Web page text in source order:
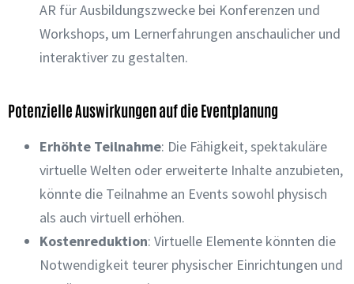
AR für Ausbildungszwecke bei Konferenzen und
Workshops, um Lernerfahrungen anschaulicher und
interaktiver zu gestalten.
Potenzielle Auswirkungen auf die Eventplanung
Erhöhte Teilnahme: Die Fähigkeit, spektakuläre
virtuelle Welten oder erweiterte Inhalte anzubieten,
könnte die Teilnahme an Events sowohl physisch
als auch virtuell erhöhen.
Kostenreduktion: Virtuelle Elemente könnten die
Notwendigkeit teurer physischer Einrichtungen und